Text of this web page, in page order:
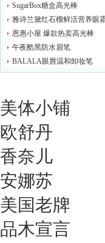
SugarBox糖盒高光棒
恩惠小屋 爆款热卖高光棒
午夜酷黑防水眉笔
BALALA眼唇温和卸妆笔
美体小铺
欧舒丹
香奈儿
安娜苏
美国老牌
品木宣言